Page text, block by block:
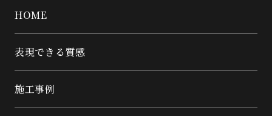
HOME
表現できる質感
施工事例